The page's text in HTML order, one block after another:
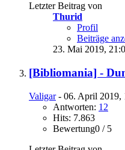
Letzter Beitrag von
Thurid
Profil
Beiträge
23. Mai 2019,
[Bibliomania] -
Valigar- 06. April 2019,
Antworten: 12
Hits: 7.863
Bewertung0 / 5